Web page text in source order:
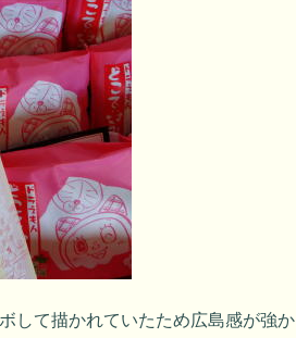
して描かれていたため広島感が強か